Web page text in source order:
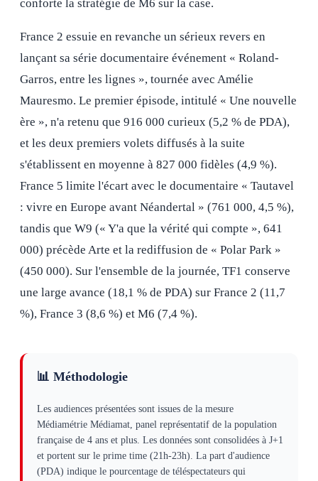
conforte la stratégie de M6 sur la case.
France 2 essuie en revanche un sérieux revers en
lançant sa série documentaire événement « Roland-
Garros, entre les lignes », tournée avec Amélie
Mauresmo. Le premier épisode, intitulé « Une nouvelle
ère », n'a retenu que 916 000 curieux (5,2 % de PDA),
et les deux premiers volets diffusés à la suite
s'établissent en moyenne à 827 000 fidèles (4,9 %).
France 5 limite l'écart avec le documentaire « Tautavel
: vivre en Europe avant Néandertal » (761 000, 4,5 %),
tandis que W9 (« Y'a que la vérité qui compte », 641
000) précède Arte et la rediffusion de « Polar Park »
(450 000). Sur l'ensemble de la journée, TF1 conserve
une large avance (18,1 % de PDA) sur France 2 (11,7
%), France 3 (8,6 %) et M6 (7,4 %).
📊 Méthodologie
Les audiences présentées sont issues de la mesure
Médiamétrie Médiamat, panel représentatif de la population
française de 4 ans et plus. Les données sont consolidées à J+1
et portent sur le prime time (21h-23h). La part d'audience
(PDA) indique le pourcentage de téléspectateurs qui